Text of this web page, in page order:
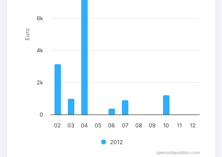
Euro
2012
02 08
03 04 05 06 07 09 10 11 12
0
2k
4k
6k
opensoldipubblici.com